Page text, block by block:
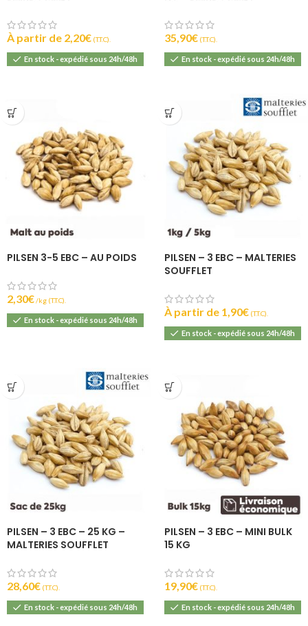
À partir de 2,20€ (T.T.C).
En stock - expédié sous 24h/48h
35,90€ (T.T.C).
En stock - expédié sous 24h/48h
PILSEN 3-5 EBC – AU POIDS
2,30€ (T.T.C).
En stock - expédié sous 24h/48h
PILSEN – 3 EBC – MALTERIES
SOUFFLET
À partir de 1,90€ (T.T.C).
En stock - expédié sous 24h/48h
PILSEN – 3 EBC – 25 KG –
MALTERIES SOUFFLET
28,60€ (T.T.C).
En stock - expédié sous 24h/48h
PILSEN – 3 EBC – MINI BULK
15 KG
19,90€ (T.T.C).
En stock - expédié sous 24h/48h